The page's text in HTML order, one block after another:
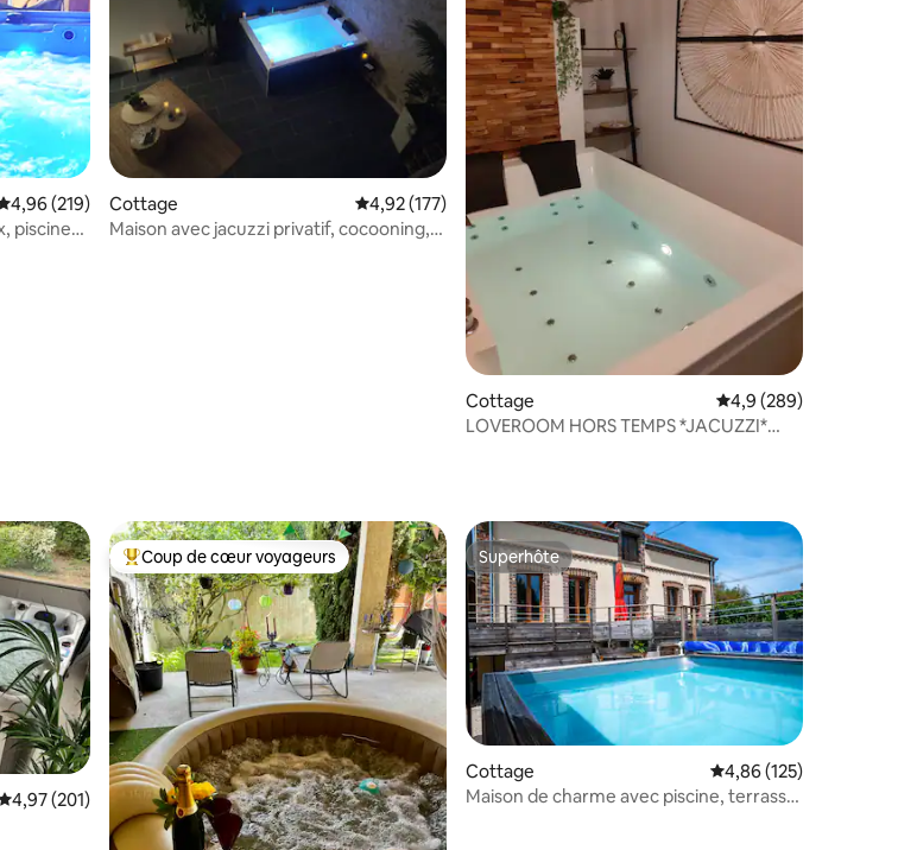
: 4,96 sur 5
moyenne sur la base de 219 commentaires : 4,96 sur 5
4,96 (219)
piscine
Cottage Évaluation moyenne sur la base de 177 commentaires : 4,92 sur 5
4,92 (177)
Maison avec jacuzzi privatif, cocooning,
Cottage Évaluation moyenne
4,9 (289)
LOVEROOM HORS TEMPS *JACUZZI*
: 4,93 sur 5
moyenne sur la base de 201 commentaires : 4,97 sur 5
4,97 (201)
Coups de cœur voyageurs les plus appréciés
Coup de cœur voyageurs Superhôte
Superhôte
Cottage Évaluation moyenne
4,86 (125)
Maison de charme avec piscine, terrasse